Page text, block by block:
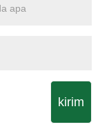
kirim